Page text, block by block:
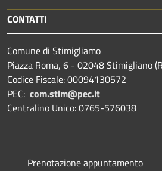
CONTATTI
Comune di Stimigliamo
Piazza Roma, 6 - 02048 Stimigliano
Codice Fiscale: 00094130572
PEC: com.stim@pec.it
Centralino Unico: 0765-576038
Prenotazione appuntamento